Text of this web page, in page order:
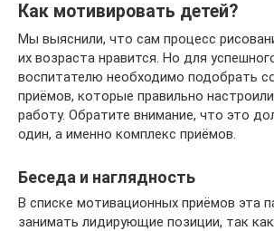
Как мотивировать детей?
Мы выяснили, что сам процесс
их возраста нравится. Но для
воспитателю необходимо подобрать
приёмов, которые правильно
работу. Обратите внимание, что это
один, а именно комплекс приёмов.
Беседа и наглядность
В списке мотивационных приёмов эта
занимать лидирующие позиции, так